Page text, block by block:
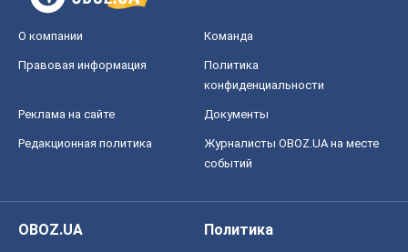
О компании Команда
Правовая информация
Политика
конфиденциальности
Реклама на сайте Документы
Редакционная политика
Журналисты OBOZ.UA на месте
событий
OBOZ.UA
Политика